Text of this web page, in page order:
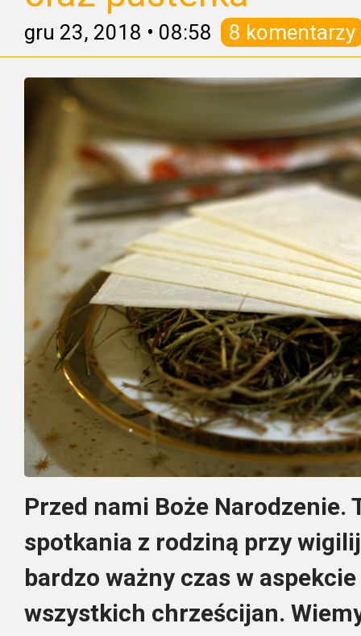
gru 23, 2018 • 08:58 8 komentarzy
Przed nami Boże Narodzenie.
spotkania z rodziną przy
bardzo ważny czas w
wszystkich chrześcijan.